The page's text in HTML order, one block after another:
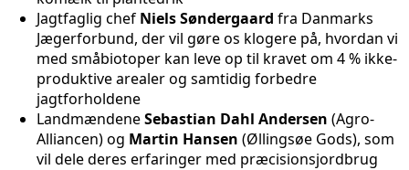
Jagtfaglig chef Niels Søndergaard fra Danmarks
Jægerforbund, der vil gøre os klogere på, hvordan vi
med småbiotoper kan leve op til kravet om 4 % ikke-
produktive arealer og samtidig forbedre
jagtforholdene
LandmændeneSebastian Dahl Andersen (Agro-
Alliancen) og Martin Hansen (Øllingsøe Gods), som
vil dele deres erfaringer med præcisionsjordbrug